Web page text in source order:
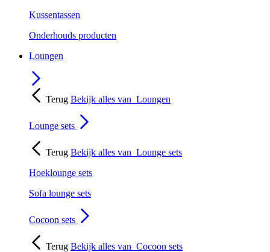
Kussentassen
Onderhouds producten
Loungen
Terug Bekijk alles van Loungen
Lounge sets
Terug Bekijk alles van Lounge sets
Hoeklounge sets
Sofa lounge sets
Cocoon sets
Terug Bekijk alles van Cocoon sets